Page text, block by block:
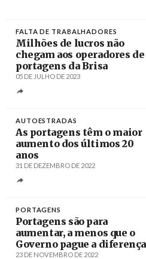
FALTA DE TRABALHADORES
Milhões de lucros não
chegam aos operadores de
portagens da Brisa
05 DE JULHO DE 2023
AUTOESTRADAS
As portagens têm o maior
aumento dos últimos 20
anos
31 DE DEZEMBRO DE 2022
PORTAGENS
Portagens são para
aumentar, a menos que o
Governo pague a diferença
23 DE NOVEMBRO DE 2022